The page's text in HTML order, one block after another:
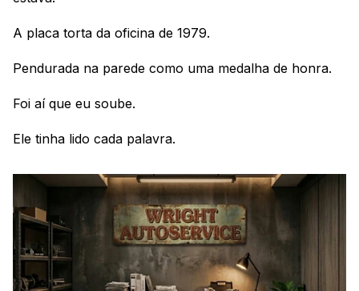
A placa torta da oficina de 1979.
Pendurada na parede como uma medalha de honra.
Foi aí que eu soube.
Ele tinha lido cada palavra.